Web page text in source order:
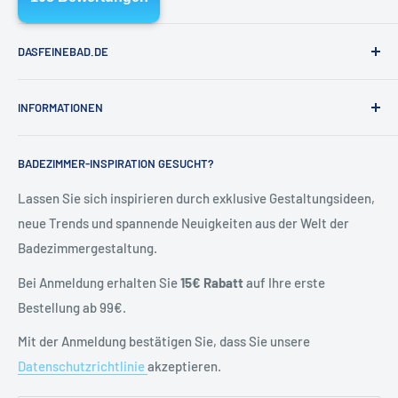
Chrom A34-16
Messing Natur A34-19
Weißmatt A34-28
Messing Weiß
beschichtet
Edelstahl gebürstet A34-40
Schwarz gebürstet A34-61
Edelstahl massiv
Kupfer gebürstet A34-64
shop@dasfeinebad.de
DASFEINEBAD.DE
Badausstellung Hamburg
Kontakt
Blog
INFORMATIONEN
Allgemeine Geschäftsbedingungen
Versand & Retoure
Widerrufsrecht
Vertrag widerrufen
Datenschutzerklärung
Batteriehinweise
Impressum
BADEZIMMER-INSPIRATION GESUCHT?
Lassen Sie sich inspirieren durch exklusive Gestaltungsideen,
neue Trends und spannende Neuigkeiten aus der Welt der
Badezimmergestaltung.
Bei Anmeldung erhalten Sie15€ Rabattauf Ihre erste
Bestellung ab 99€.
Mit der Anmeldung bestätigen Sie, dass Sie unsere
Datenschutzrichtlinieakzeptieren.